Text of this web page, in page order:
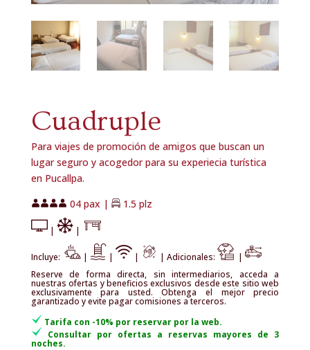
Cuadruple
Para viajes de promoción de amigos que buscan un
lugar seguro y acogedor para su experiecia turística
en Pucallpa.
04 pax |
1.5 plz
| |
Incluye: | | | | Adicionales:
|
Reserve de forma directa, sin intermediarios, acceda a
nuestras ofertas y beneficios exclusivos desde este sitio web
exclusivamente para usted. Obtenga el mejor precio
garantizado y evite pagar comisiones a terceros.
Tarifa con -10% por reservar por la web.
Consultar por ofertas a reservas mayores de 3
noches.